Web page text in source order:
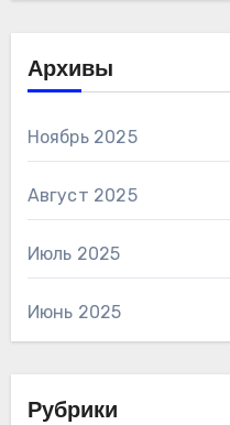
Архивы
Ноябрь 2025
Август 2025
Июль 2025
Июнь 2025
Рубрики